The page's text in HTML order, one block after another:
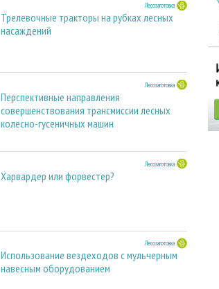
Лесозаготовка
Трелевочные тракторы на рубках лесных
насаждений
Лесозаготовка
Перспективные направления
совершенствования трансмиссии лесных
колесно-гусеничных машин
Лесозаготовка
Харвардер или форвестер?
Лесозаготовка
Использование вездеходов с мульчерным
навесным оборудованием